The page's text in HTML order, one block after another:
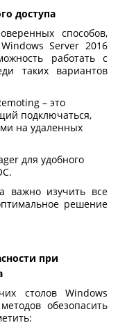
доступа
способов,
Server 2016
работать с
таких вариантов
– это
подключаться,
на удаленных
для удобного
важно изучить все
решение
при
столов Windows
обезопасить